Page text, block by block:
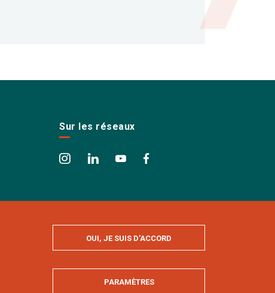
Sur les réseaux
OUI, JE SUIS D'ACCORD
MASQUER
PARAMÈTRES